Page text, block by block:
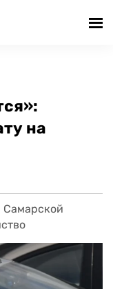
на
Самарской